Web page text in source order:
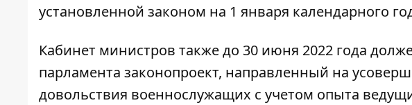
установленной законом на 1 января календарного
Кабинет министров также до 30 июня 2022 года
парламента законопроект, направленный на
довольствия военнослужащих с учетом опыта